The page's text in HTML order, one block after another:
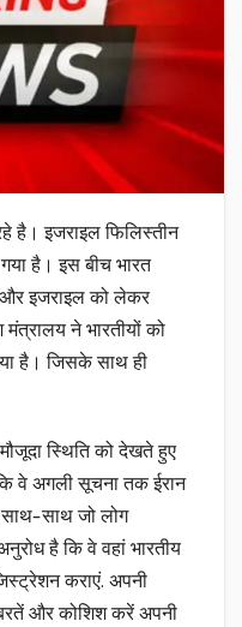
है। इजराइल फिलिस्तीन
है। इस बीच भारत
इजराइल को लेकर
ने भारतीयों को
है। जिसके साथ ही
स्थिति को देखते हुए
वे अगली सूचना तक ईरान
साथ जो लोग
है कि वे वहां भारतीय
कराएं. अपनी
और कोशिश करें अपनी